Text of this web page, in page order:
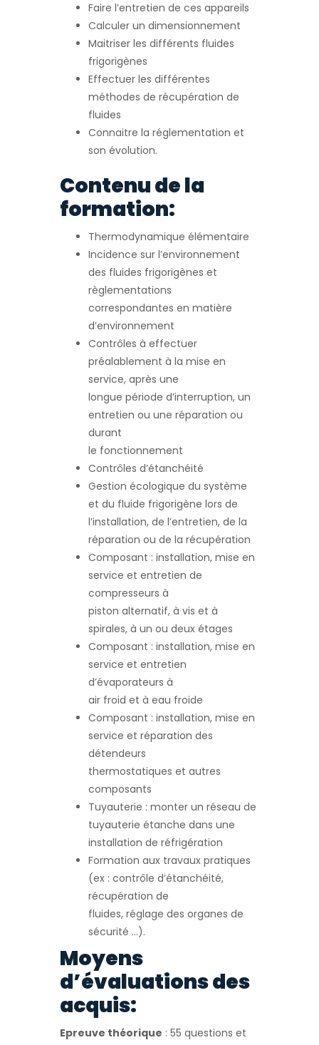
Faire l’entretien de ces appareils
Calculer un dimensionnement
Maitriser les différents fluides
frigorigènes
Effectuer les différentes
méthodes de récupération de
fluides
Connaitre la réglementation et
son évolution.
Contenu de la
formation:
Thermodynamique élémentaire
Incidence sur l’environnement
des fluides frigorigènes et
règlementations
correspondantes en matière
d’environnement
Contrôles à effectuer
préalablement à la mise en
service, après une
longue période d’interruption, un
entretien ou une réparation ou
durant
le fonctionnement
Contrôles d’étanchéité
Gestion écologique du système
et du fluide frigorigène lors de
l’installation, de l’entretien, de la
réparation ou de la récupération
Composant : installation, mise en
service et entretien de
compresseurs à
piston alternatif, à vis et à
spirales, à un ou deux étages
Composant : installation, mise en
service et entretien
d’évaporateurs à
air froid et à eau froide
Composant : installation, mise en
service et réparation des
détendeurs
thermostatiques et autres
composants
Tuyauterie : monter un réseau de
tuyauterie étanche dans une
installation de réfrigération
Formation aux travaux pratiques
(ex : contrôle d’étanchéité,
récupération de
fluides, réglage des organes de
sécurité …).
Moyens
d’évaluations des
acquis:
Epreuve théorique : 55 questions et